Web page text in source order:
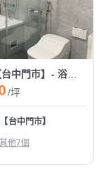
尚新裝璜【台中門市】- 浴室翻新/打除/清運/泥作/貼磚/防水
/坪
台中門市】
他7個